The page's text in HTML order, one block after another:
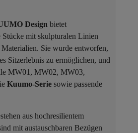
Design bietet
Stücke mit skulpturalen Linien
Sie wurde entworfen,
Sitzerlebnis zu ermöglichen, und
MW01, MW02, MW03,
Kuumo-Serie sowie passende
aus hochresilientem
mit austauschbaren Bezügen